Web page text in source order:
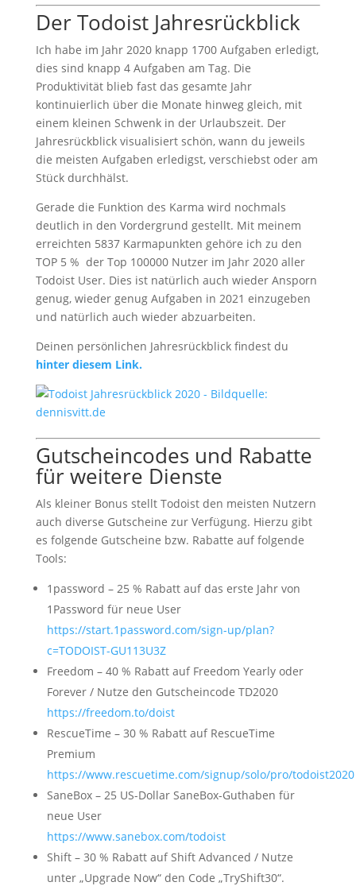
Der Todoist Jahresrückblick
Ich habe im Jahr 2020 knapp 1700 Aufgaben erledigt,
dies sind knapp 4 Aufgaben am Tag. Die
Produktivität blieb fast das gesamte Jahr
kontinuierlich über die Monate hinweg gleich, mit
einem kleinen Schwenk in der Urlaubszeit. Der
Jahresrückblick visualisiert schön, wann du jeweils
die meisten Aufgaben erledigst, verschiebst oder am
Stück durchhälst.
Gerade die Funktion des Karma wird nochmals
deutlich in den Vordergrund gestellt. Mit meinem
erreichten 5837 Karmapunkten gehöre ich zu den
TOP 5 % der Top 100000 Nutzer im Jahr 2020 aller
Todoist User. Dies ist natürlich auch wieder Ansporn
genug, wieder genug Aufgaben in 2021 einzugeben
und natürlich auch wieder abzuarbeiten.
Deinen persönlichen Jahresrückblick findest du
hinter diesem Link.
Gutscheincodes und Rabatte
für weitere Dienste
Als kleiner Bonus stellt Todoist den meisten Nutzern
auch diverse Gutscheine zur Verfügung. Hierzu gibt
es folgende Gutscheine bzw. Rabatte auf folgende
Tools:
1password – 25 % Rabatt auf das erste Jahr von
1Password für neue User
https://start.1password.com/sign-up/plan?
c=TODOIST-GU113U3Z
Freedom – 40 % Rabatt auf Freedom Yearly oder
Forever / Nutze den Gutscheincode TD2020
https://freedom.to/doist
RescueTime – 30 % Rabatt auf RescueTime
Premium
https://www.rescuetime.com/signup/solo/pro/todoist2020
SaneBox – 25 US-Dollar SaneBox-Guthaben für
neue User
https://www.sanebox.com/todoist
Shift – 30 % Rabatt auf Shift Advanced / Nutze
unter „Upgrade Now“ den Code „TryShift30“.